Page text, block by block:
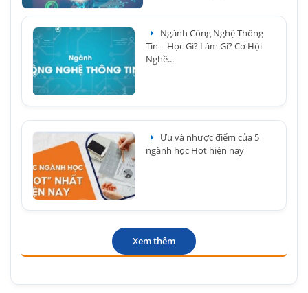
Ngành Công Nghệ Thông
Tin – Học Gì? Làm Gì? Cơ Hội
Nghề...
Ưu và nhược điểm của 5
ngành học Hot hiện nay
Xem thêm